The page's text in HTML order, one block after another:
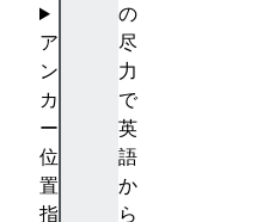
の
尽
力
で
英
語
か
ら
ア
ン
カ
ー
位
置
指